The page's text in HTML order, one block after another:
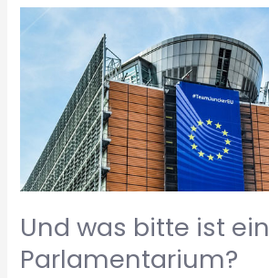
Und was bitte ist ein
Parlamentarium?
Und
Parlamentarium?